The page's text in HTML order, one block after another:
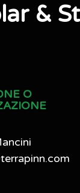
&
O